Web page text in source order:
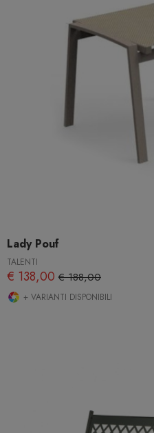
Lady Pouf
TALENTI
€ 138,00 € 188,00
+ VARIANTI DISPONIBILI